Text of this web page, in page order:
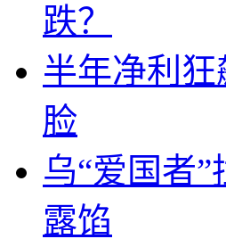
跌？
半年净利
脸
乌“爱国者
露馅